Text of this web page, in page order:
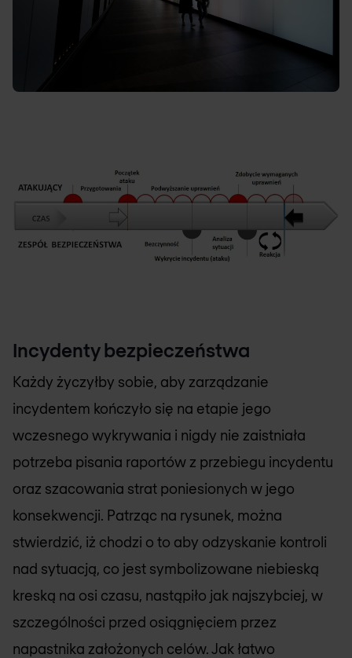
Incydenty bezpieczeństwa
Każdy życzyłby sobie, aby zarządzanie
incydentem kończyło się na etapie jego
wczesnego wykrywania i nigdy nie zaistniała
potrzeba pisania raportów z przebiegu incydentu
oraz szacowania strat poniesionych w jego
konsekwencji. Patrząc na rysunek, można
stwierdzić, iż chodzi o to aby odzyskanie kontroli
nad sytuacją, co jest symbolizowane niebieską
kreską na osi czasu, nastąpiło jak najszybciej, w
szczególności przed osiągnięciem przez
napastnika założonych celów. Jak łatwo